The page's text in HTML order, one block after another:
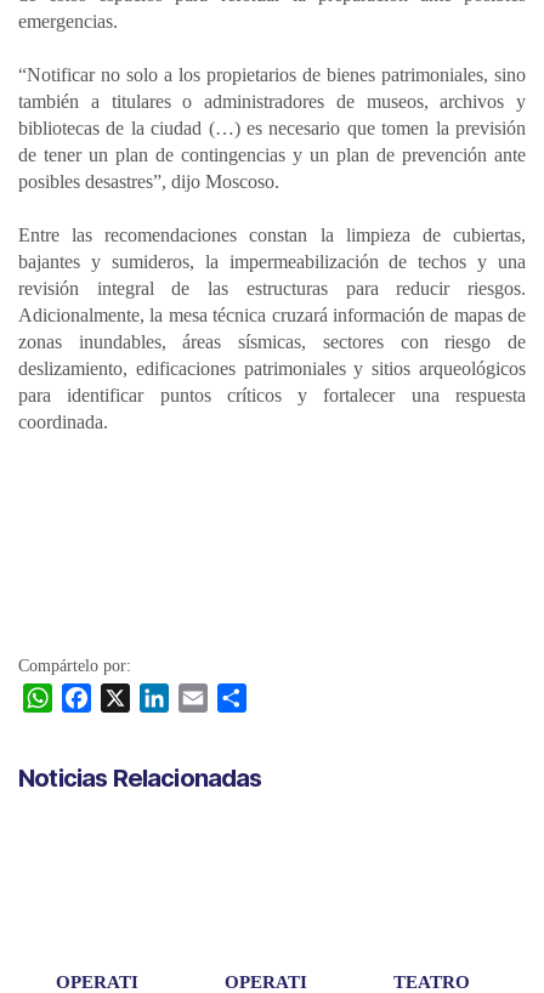
emergencias.
“Notificar no solo a los propietarios de bienes patrimoniales, sino
también a titulares o administradores de museos, archivos y
bibliotecas de la ciudad (…) es necesario que tomen la previsión
de tener un plan de contingencias y un plan de prevención ante
posibles desastres”, dijo Moscoso.
Entre las recomendaciones constan la limpieza de cubiertas,
bajantes y sumideros, la impermeabilización de techos y una
revisión integral de las estructuras para reducir riesgos.
Adicionalmente, la mesa técnica cruzará información de mapas de
zonas inundables, áreas sísmicas, sectores con riesgo de
deslizamiento, edificaciones patrimoniales y sitios arqueológicos
para identificar puntos críticos y fortalecer una respuesta
coordinada.
Compártelo por:
W
t
e
k
i
p
Noticias Relacionadas
OPERATI
OPERATI
TEATRO